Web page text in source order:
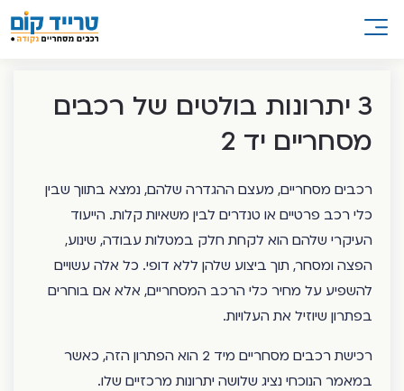
3 יתרונות בולטים של רכבים
מסחריים יד 2
רכבים מסחריים, מעצם ההגדרה שלהם, נמצא בתווך שבין
כלי רכב פרטיים או טנדרים לבין משאיות קלות. הייעוד
העיקרי שלהם הוא לקחת חלק במטלות עבודה, שינוע,
הפצה ומסחר, תוך ביצוע שלהן ללא דופי. כל אלה עשויים
להשפיע על מחיר כלי הרכב המסחריים, אלא אם בוחרים
בפתרון שיוזיל את העלויות.
רכישת רכבים מסחריים מיד 2 הוא הפתרון הזה, כאשר
במאמר הנוכחי נציג שלושה יתרונות מרכזיים שלו.